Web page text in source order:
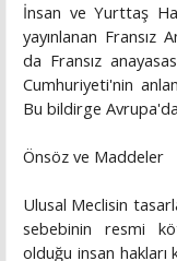
İnsan ve Yurttaş
yayınlanan Fransız
da Fransız
Cumhuriyeti'nin
Bu bildirge
Önsöz ve Maddeler
Ulusal Meclisin
sebebinin resmi
olduğu insan hakları